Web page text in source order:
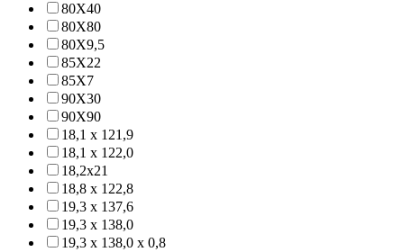
80X40
80X80
80X9,5
85X22
85X7
90X30
90X90
18,1 x 121,9
18,1 x 122,0
18,2x21
18,8 x 122,8
19,3 x 137,6
19,3 x 138,0
19,3 x 138,0 x 0,8